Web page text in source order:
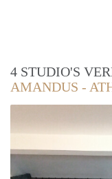
4 STUDIO'S
AMANDUS -